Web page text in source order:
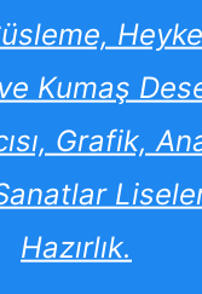
Kumaş
Grafik,
Hazırlık.